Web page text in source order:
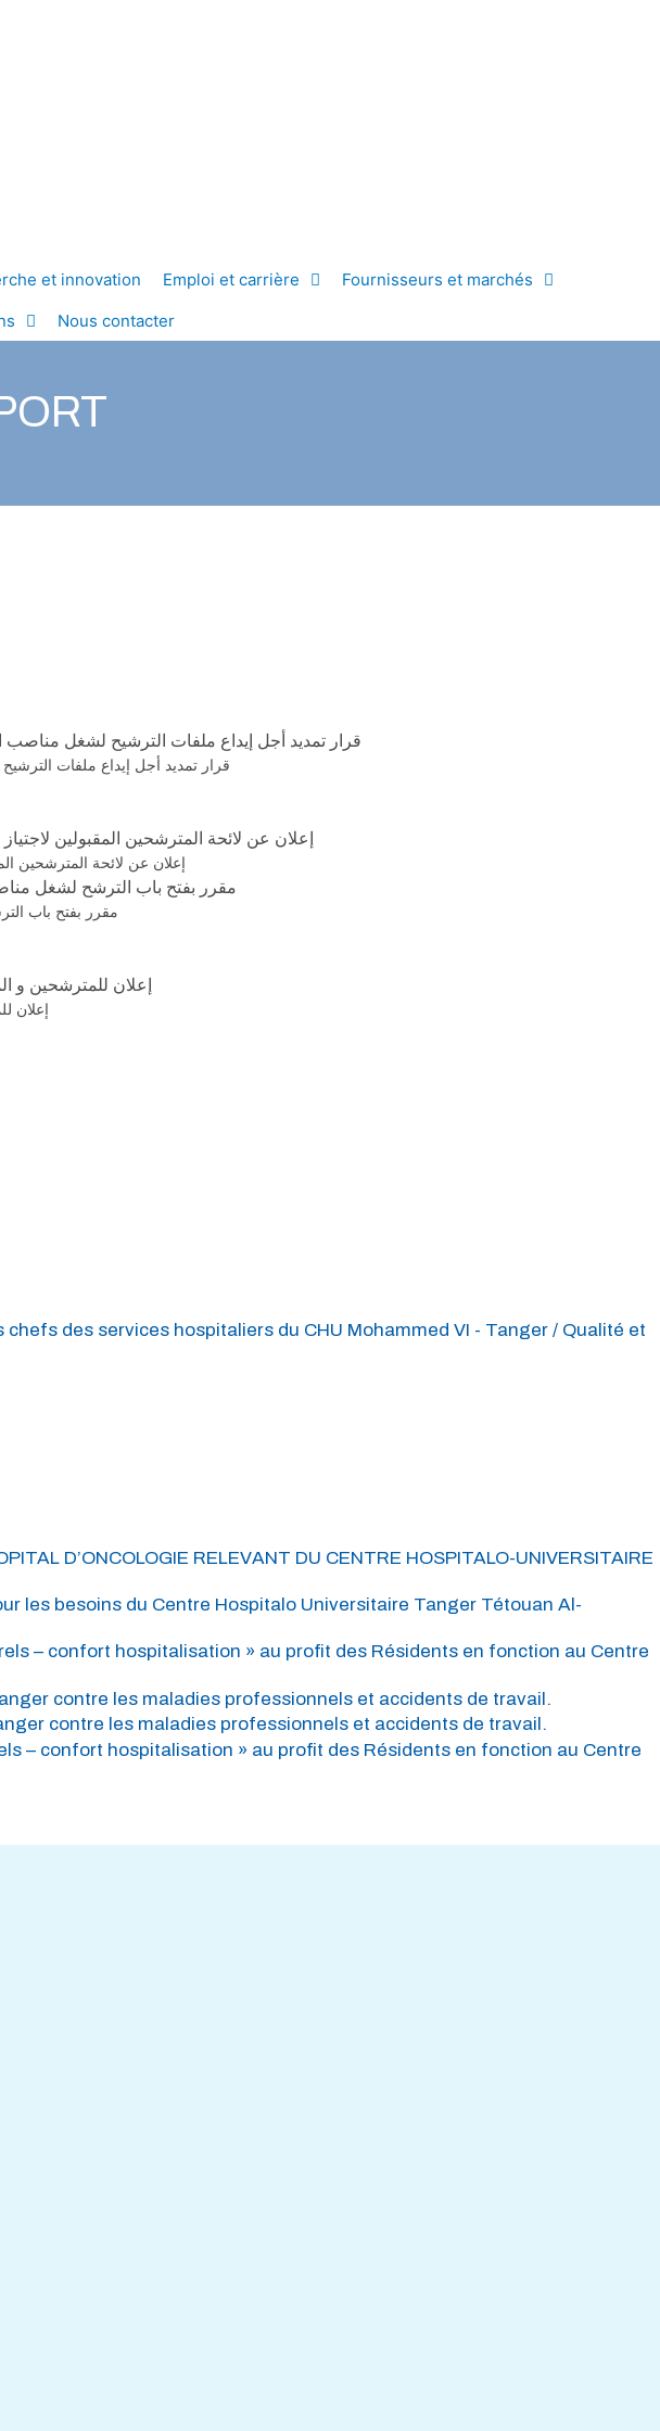
et innovation Emploi et carrière
Fournisseurs et marchés
Nous contacter
قرار تمديد أجل إيداع ملفات الترشيح لشغل مناصب
قرار تمديد أجل إيداع ملفات
إعلان عن لائحة المترشحين المقبولين
إعلان عن لائحة المترشحين
مقرر بفتح باب الترشح لشغل
مقرر بفتح باب
إعلان للمترشحين و
إعلان
des services hospitaliers du CHU Mohammed VI - Tanger / Qualité et
D’ONCOLOGIE RELEVANT DU CENTRE HOSPITALO-UNIVERSITAIRE
les besoins du Centre Hospitalo Universitaire Tanger Tétouan Al-
– confort hospitalisation » au profit des Résidents en fonction au Centre
contre les maladies professionnels et accidents de travail.
contre les maladies professionnels et accidents de travail.
– confort hospitalisation » au profit des Résidents en fonction au Centre